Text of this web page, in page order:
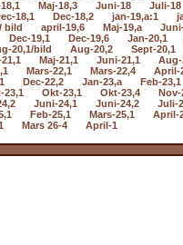
Maj-18,3 Juni-18 Juli-18
18,1 Dec-18,2 jan-19,a:1
bild april-19,6 Maj-19,a
Dec-19,1 Dec-19,6 Jan-20,1
20,1/bild Aug-20,2 Sept-20,1
Maj-21,1 Juni-21,1 Aug-
Mars-22,1 Mars-22,4 April-
Dec-22,2 Jan-23,a Feb-23,1
23,1 Okt-23,1 Okt-23,4 Nov-
Juni-24,1 Juni-24,2 Juli-
Feb-25,1 Mars-25,1 April-
Mars 26-4 April-1